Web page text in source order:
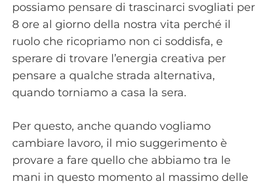
possiamo pensare di trascinarci svogliati per
8 ore al giorno della nostra vita perché il
ruolo che ricopriamo non ci soddisfa, e
sperare di trovare l’energia creativa per
pensare a qualche strada alternativa,
quando torniamo a casa la sera.
Per questo, anche quando vogliamo
cambiare lavoro, il mio suggerimento è
provare a fare quello che abbiamo tra le
mani in questo momento al massimo delle